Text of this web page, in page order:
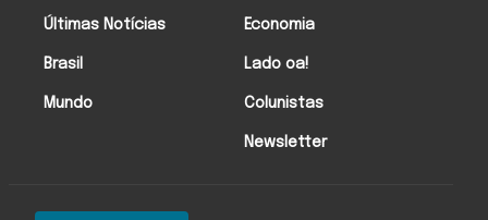
Últimas Notícias
Brasil
Mundo
Economia
Lado oa!
Colunistas
Newsletter